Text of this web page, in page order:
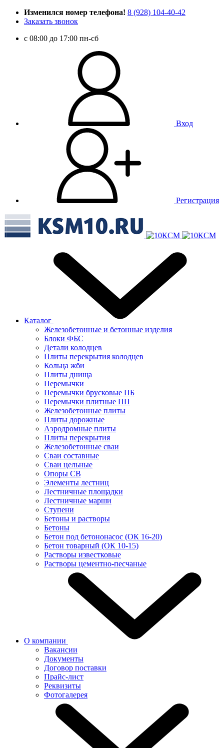
Изменился номер телефона! 8 (928) 104-40-42
Заказать звонок
c 08:00 до 17:00 пн-сб
Вход
Регистрация
Каталог
Железобетонные и бетонные изделия
Блоки ФБС
Детали колодцев
Плиты перекрытия колодцев
Кольца жби
Плиты днища
Перемычки
Перемычки брусковые ПБ
Перемычки плитные ПП
Железобетонные плиты
Плиты дорожные
Аэродромные плиты
Плиты перекрытия
Железобетонные сваи
Сваи составные
Сваи цельные
Опоры СВ
Элементы лестниц
Лестничные площадки
Лестничные марши
Ступени
Бетоны и растворы
Бетоны
Бетон под бетононасос (ОК 16-20)
Бетон товарный (ОК 10-15)
Растворы известковые
Растворы цементно-песчаные
О компании
Вакансии
Документы
Договор поставки
Прайс-лист
Реквизиты
Фотогалерея